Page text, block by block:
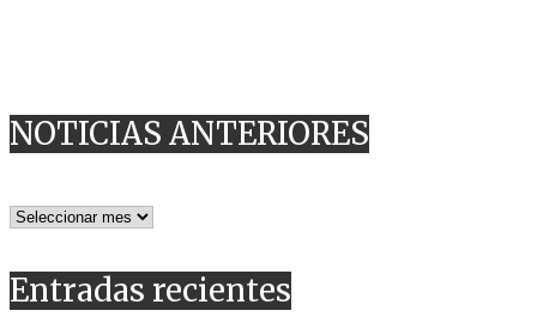
NOTICIAS ANTERIORES
NOTICIAS
Entradas recientes